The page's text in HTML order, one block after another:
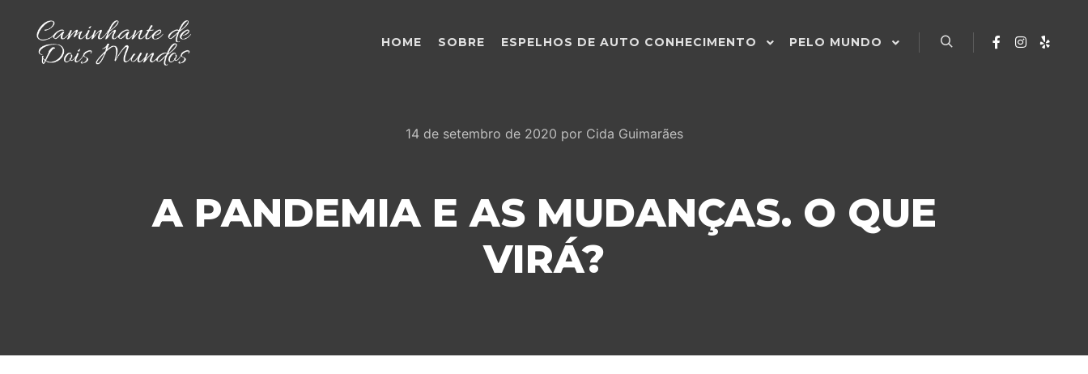
HOME SOBRE ESPELHOS DE AUTO CONHECIMENTO PELO MUNDO
14 de setembro de 2020 por Cida Guimarães
A PANDEMIA E AS MUDANÇAS. O QUE
VIRÁ?